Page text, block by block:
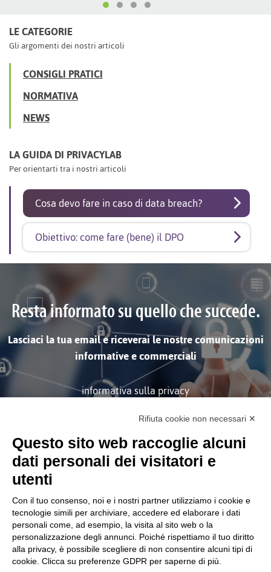
LE CATEGORIE
Gli argomenti dei nostri articoli
CONSIGLI PRATICI
NORMATIVA
NEWS
LA GUIDA DI PRIVACYLAB
Per orientarti tra i nostri articoli
Cosa devo fare in caso di data breach?
Obiettivo: come fare (bene) il DPO
Resta informato su quello che succede.
Lasciaci la tua email e riceverai le nostre comunicazioni
informative e commerciali
informativa sulla privacy
ISCRIVITI
Società soggetta alla Direzione
e Coordinamento di Tinexta
S.p.A.
CORPORATE
Rifiuta cookie non necessari ✕
Questo sito web raccoglie alcuni
dati personali dei visitatori e
utenti
Con il tuo consenso, noi e i nostri partner utilizziamo i cookie e
tecnologie simili per archiviare, accedere ed elaborare i dati
personali come, ad esempio, la visita al sito web o la
personalizzazione degli annunci. Poiché rispettiamo il tuo diritto
alla privacy, è possibile scegliere di non consentire alcuni tipi di
cookie. Clicca su preferenze GDPR per saperne di più.